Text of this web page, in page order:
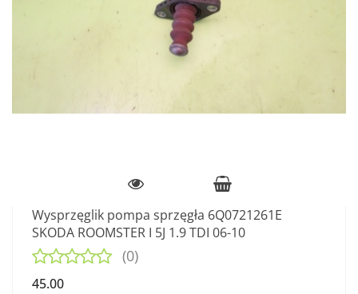
Wysprzęglik pompa sprzęgła 6Q0721261E
SKODA ROOMSTER I 5J 1.9 TDI 06-10
(0)
45.00